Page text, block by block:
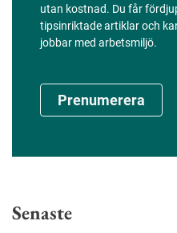
utan kostnad. Du får
tipsinriktade artiklar och
jobbar med arbetsmiljö.
Prenumerera
Senaste